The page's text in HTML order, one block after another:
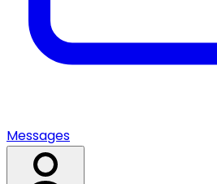
Messages